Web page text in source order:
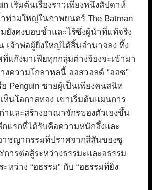
เริ่มต้นเรื่องราวเพียงหนึ่งสัปดาห์
ท่วมใหญ่ในภาพยนตร์ The Batman
มยังคงบอบช้ำและไร้ซึ่งผู้นำที่แท้จริง
เจ้าพ่อผู้ยิ่งใหญ่ได้สิ้นอำนาจลง ทิ้ง
แก๊งมาเฟียทุกกลุ่มต่างจ้องจะเข้ามา
งความโกลาหลนี้ ออสวอลด์ “ออซ”
Penguin ชายผู้เป็นเพียงคนสนิท
ห็นโอกาสทอง เขาเริ่มต้นแผนการ
าและสร้างอาณาจักรของตัวเองขึ้น
แรกที่ได้รับคือความหนักอึ้งและ
าชญากรรมที่ปราศจากสีสันของซู
การต่อสู้ระหว่างธรรมะและอธรรม
หว่าง “อธรรม” กับ “อธรรมที่ยิ่ง